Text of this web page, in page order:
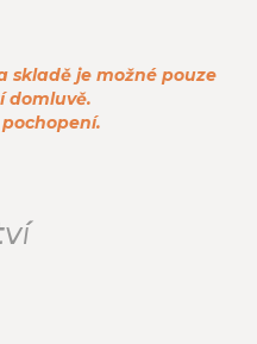
skladě je možné pouze
domluvě.